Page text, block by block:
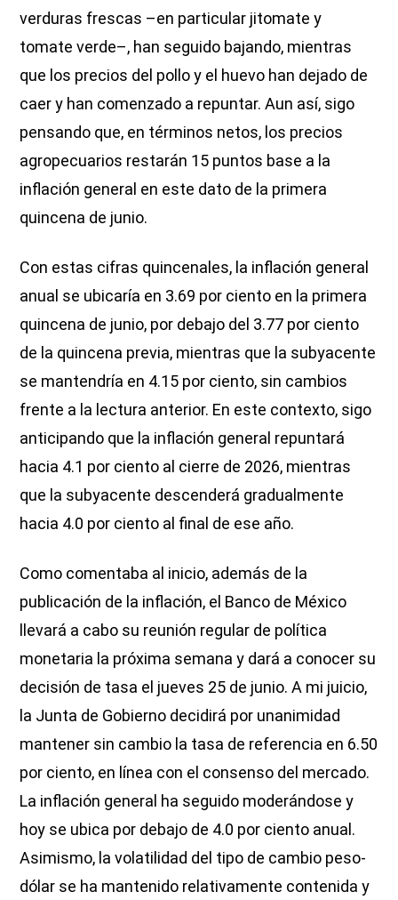
verduras frescas –en particular jitomate y
tomate verde–, han seguido bajando, mientras
que los precios del pollo y el huevo han dejado de
caer y han comenzado a repuntar. Aun así, sigo
pensando que, en términos netos, los precios
agropecuarios restarán 15 puntos base a la
inflación general en este dato de la primera
quincena de junio.
Con estas cifras quincenales, la inflación general
anual se ubicaría en 3.69 por ciento en la primera
quincena de junio, por debajo del 3.77 por ciento
de la quincena previa, mientras que la subyacente
se mantendría en 4.15 por ciento, sin cambios
frente a la lectura anterior. En este contexto, sigo
anticipando que la inflación general repuntará
hacia 4.1 por ciento al cierre de 2026, mientras
que la subyacente descenderá gradualmente
hacia 4.0 por ciento al final de ese año.
Como comentaba al inicio, además de la
publicación de la inflación, el Banco de México
llevará a cabo su reunión regular de política
monetaria la próxima semana y dará a conocer su
decisión de tasa el jueves 25 de junio. A mi juicio,
la Junta de Gobierno decidirá por unanimidad
mantener sin cambio la tasa de referencia en 6.50
por ciento, en línea con el consenso del mercado.
La inflación general ha seguido moderándose y
hoy se ubica por debajo de 4.0 por ciento anual.
Asimismo, la volatilidad del tipo de cambio peso-
dólar se ha mantenido relativamente contenida y